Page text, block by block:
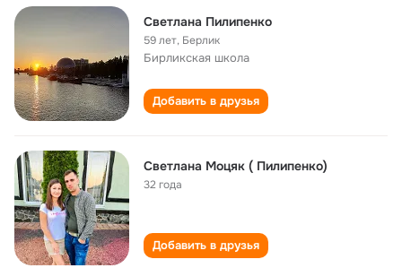
Светлана Пилипенко
59 лет, Берлик
Бирликская школа
Добавить в друзья
Светлана Моцяк ( Пилипенко)
32 года
Добавить в друзья